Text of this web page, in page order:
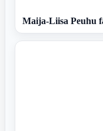
Maija-Liisa Peuhu